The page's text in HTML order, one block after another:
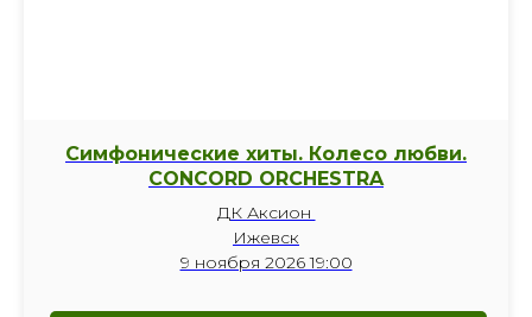
Симфонические хиты. Колесо любви.
CONCORD ORCHESTRA
ДК Аксион
Ижевск
9 ноября 2026 19:00